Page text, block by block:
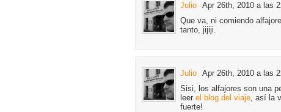
Julio Apr 26th, 2010 a las
Que va, ni comiendo
tanto, jijiji.
Julio Apr 26th, 2010 a las
Sisi, los alfajores son una
leer el blog del viaje, así la
fuerte!